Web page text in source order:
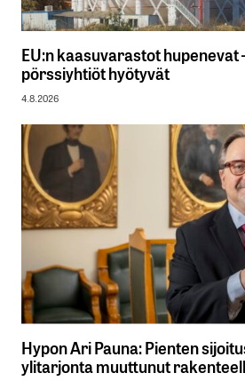
EU:n kaasuvarastot hupenevat
pörssiyhtiöt hyötyvät
4.8.2026
Hypon Ari Pauna: Pienten
ylitarjonta muuttunut